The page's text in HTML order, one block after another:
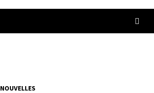
NOUVELLES